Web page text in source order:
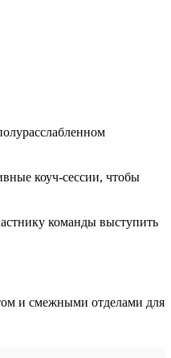
коуч-сессии, чтобы
команды выступить
и смежными отделами для